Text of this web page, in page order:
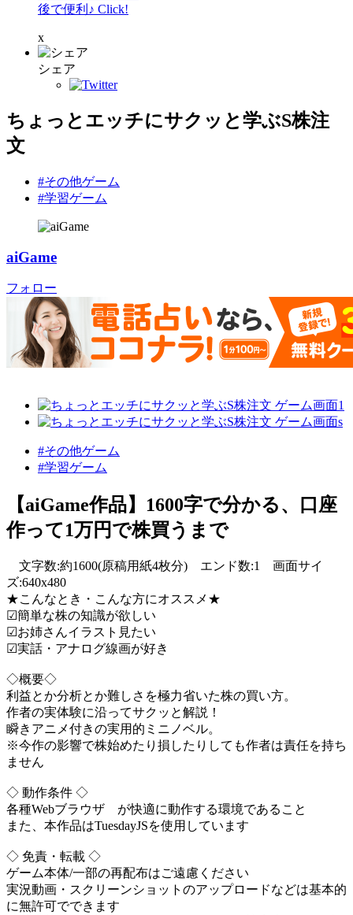
後で便利♪ Click!
x
シェア
ちょっとエッチにサクッと学ぶS株注
文
#その他ゲーム
#学習ゲーム
aiGame
フォロー
#その他ゲーム
#学習ゲーム
【aiGame作品】1600字で分かる、口座
作って1万円で株買うまで
文字数:約1600(原稿用紙4枚分) エンド数:1 画面サイ
ズ:640x480
★こんなとき・こんな方にオススメ★
☑︎簡単な株の知識が欲しい
☑︎お姉さんイラスト見たい
☑︎実話・アナログ線画が好き
◇概要◇
利益とか分析とか難しさを極力省いた株の買い方。
作者の実体験に沿ってサクッと解説！
瞬きアニメ付きの実用的ミニノベル。
※今作の影響で株始めたり損したりしても作者は責任を持ち
ません
◇ 動作条件 ◇
各種Webブラウザ が快適に動作する環境であること
また、本作品はTuesdayJSを使用しています
◇ 免責・転載 ◇
ゲーム本体/一部の再配布はご遠慮ください
実況動画・スクリーンショットのアップロードなどは基本的
に無許可でできます